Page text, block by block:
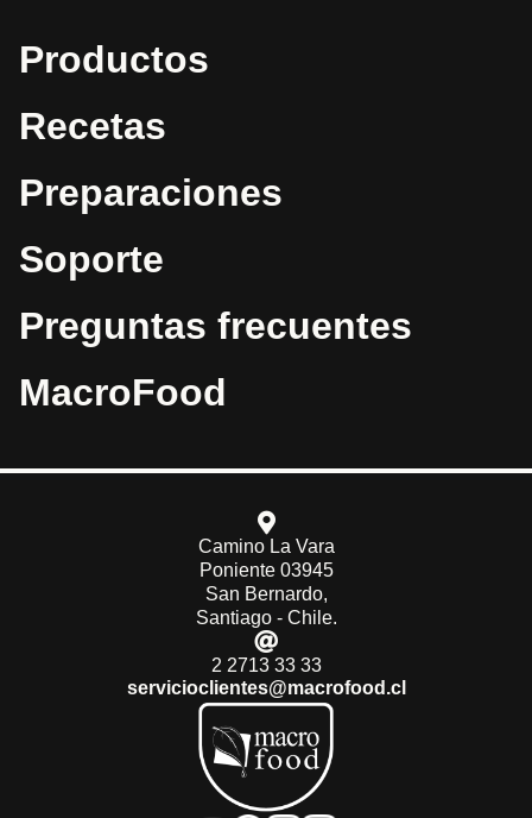
Productos
Recetas
Preparaciones
Soporte
Preguntas frecuentes
MacroFood
Camino La Vara
Poniente 03945
San Bernardo,
Santiago - Chile.
2 2713 33 33
servicioclientes@macrofood.cl